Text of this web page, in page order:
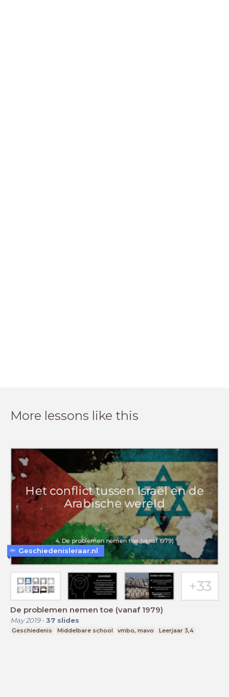
More lessons like this
De problemen nemen toe (vanaf 1979)
May 2019- 37 slides
Geschiedenis Middelbare school vmbo, mavo Leerjaar 3,4
Geschiedenisleraar.nl